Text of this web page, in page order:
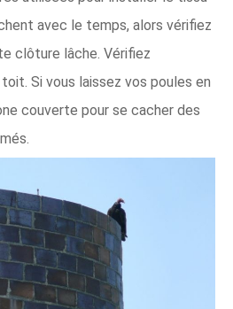
avec le temps, alors vérifiez
clôture lâche. Vérifiez
Si vous laissez vos poules en
couverte pour se cacher des